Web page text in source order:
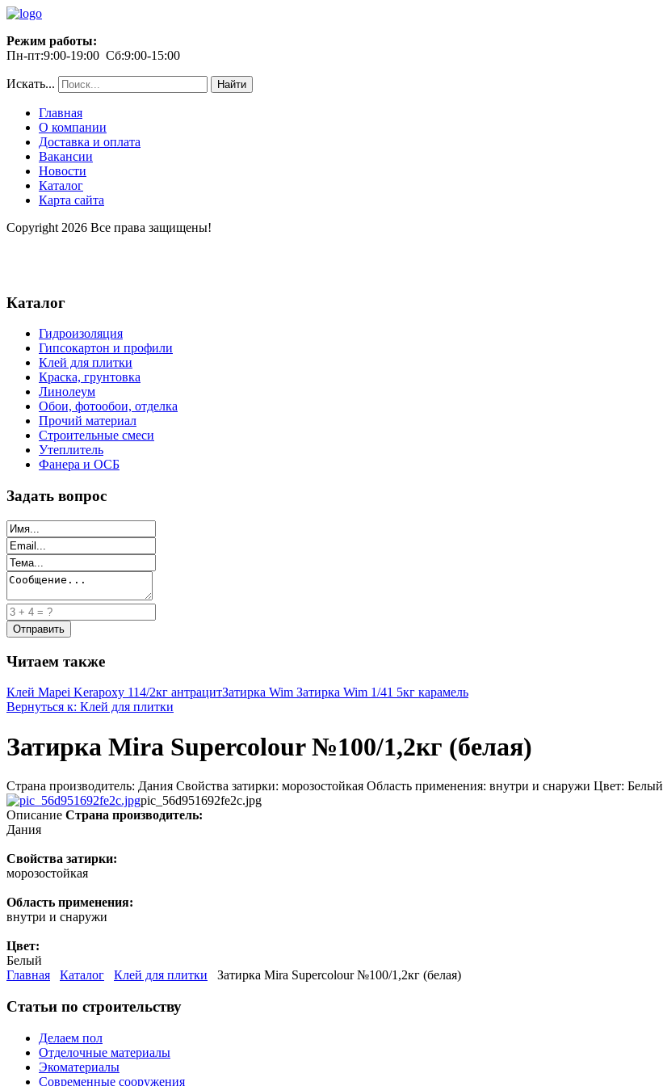
Режим работы:
Пн-пт:9:00-19:00 Сб:9:00-15:00
Искать... Найти
Главная
О компании
Доставка и оплата
Вакансии
Новости
Каталог
Карта сайта
Copyright 2026 Все права защищены!
Каталог
Гидроизоляция
Гипсокартон и профили
Клей для плитки
Краска, грунтовка
Линолеум
Обои, фотообои, отделка
Прочий материал
Строительные смеси
Утеплитель
Фанера и ОСБ
Задать вопрос
Читаем также
Клей Mapei Kerapoxy 114/2кг антрацитЗатирка Wim Затирка Wim 1/41 5кг карамель
Вернуться к: Клей для плитки
Затирка Mira Supercolour №100/1,2кг (белая)
Страна производитель: Дания Свойства затирки: морозостойкая Область применения: внутри и снаружи Цвет: Белый
pic_56d951692fe2c.jpg
Описание Страна производитель:
Дания
Свойства затирки:
морозостойкая
Область применения:
внутри и снаружи
Цвет:
Белый
Главная
Каталог Клей для плитки Затирка Mira Supercolour №100/1,2кг (белая)
Статьи по строительству
Делаем пол
Отделочные материалы
Экоматериалы
Современные сооружения